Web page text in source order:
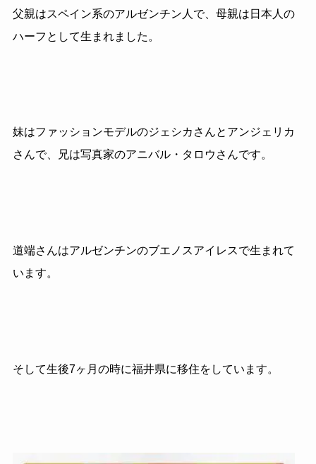
父親はスペイン系のアルゼンチン人で、母親は日本人の
ハーフとして生まれました。
妹はファッションモデルのジェシカさんとアンジェリカ
さんで、兄は写真家のアニバル・タロウさんです。
道端さんはアルゼンチンのブエノスアイレスで生まれて
います。
そして生後7ヶ月の時に福井県に移住をしています。